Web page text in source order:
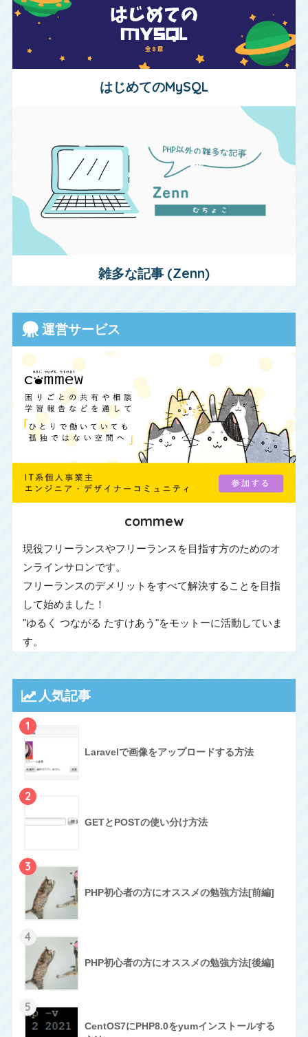
はじめてのMySQL
雑多な記事 (Zenn)
運営サービス
commew
現役フリーランスやフリーランスを目指す方のためのオ
ンラインサロンです。
フリーランスのデメリットをすべて解決することを目指
して始めました！
"ゆるく つながる たすけあう"をモットーに活動していま
す。
人気記事
1
Laravelで画像をアップロードする方法
2
GETとPOSTの使い分け方法
3
PHP初心者の方にオススメの勉強方法[前編]
4
PHP初心者の方にオススメの勉強方法[後編]
5
CentOS7にPHP8.0をyumインストールする